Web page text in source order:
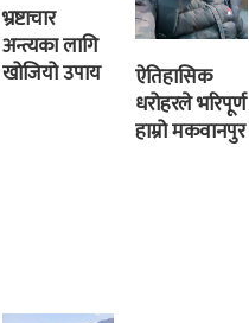
भ्रष्टाचार
अन्त्यका लागि
खोजियो उपाय
ऐतिहासिक
धरोहरले भरिपूर्ण
हाम्रो मकवानपुर